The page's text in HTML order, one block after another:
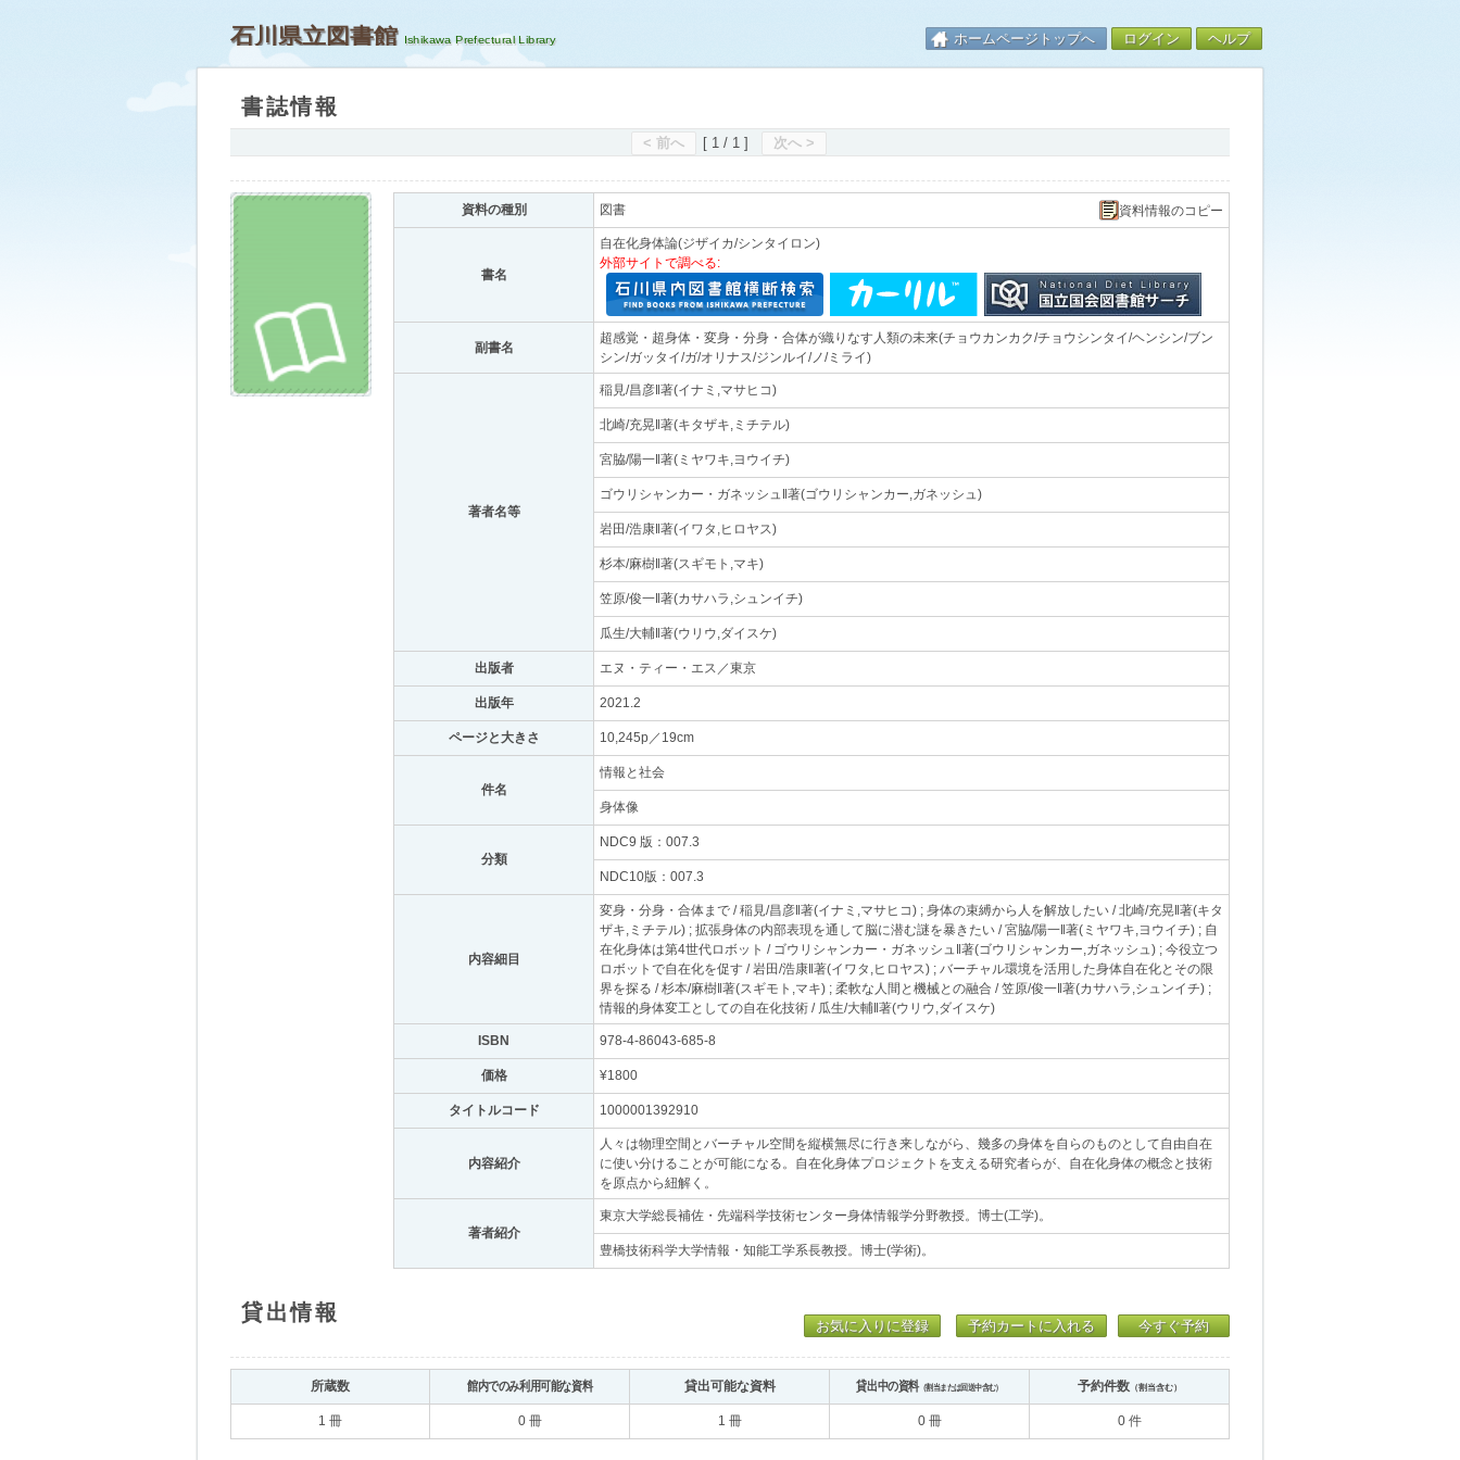
石川県立図書館 ホームページトップへ ログイン ヘルプ
書誌情報
< 前へ [ 1 / 1 ] 次へ >
資料の種別 図書 資料情報のコピー
書名
自在化身体論(ジザイカ/シンタイロン)
外部サイトで調べる:
副書名
超感覚・超身体・変身・分身・合体が織りなす人類の未来(チョウカンカク/チョウシンタイ/ヘンシン/ブン
シン/ガッタイ/ガ/オリナス/ジンルイ/ノ/ミライ)
著者名等
稲見/昌彦‖著(イナミ,マサヒコ)
北崎/充晃‖著(キタザキ,ミチテル)
宮脇/陽一‖著(ミヤワキ,ヨウイチ)
ゴウリシャンカー・ガネッシュ‖著(ゴウリシャンカー,ガネッシュ)
岩田/浩康‖著(イワタ,ヒロヤス)
杉本/麻樹‖著(スギモト,マキ)
笠原/俊一‖著(カサハラ,シュンイチ)
瓜生/大輔‖著(ウリウ,ダイスケ)
出版者 エヌ・ティー・エス／東京
出版年 2021.2
ページと大きさ 10,245p／19cm
件名
情報と社会
身体像
分類
NDC9 版：007.3
NDC10版：007.3
内容細目
変身・分身・合体まで / 稲見/昌彦‖著(イナミ,マサヒコ) ; 身体の束縛から人を解放したい / 北崎/充晃‖著(キタ
ザキ,ミチテル) ; 拡張身体の内部表現を通して脳に潜む謎を暴きたい / 宮脇/陽一‖著(ミヤワキ,ヨウイチ) ; 自
在化身体は第4世代ロボット / ゴウリシャンカー・ガネッシュ‖著(ゴウリシャンカー,ガネッシュ) ; 今役立つ
ロボットで自在化を促す / 岩田/浩康‖著(イワタ,ヒロヤス) ; バーチャル環境を活用した身体自在化とその限
界を探る / 杉本/麻樹‖著(スギモト,マキ) ; 柔軟な人間と機械との融合 / 笠原/俊一‖著(カサハラ,シュンイチ) ;
情報的身体変工としての自在化技術 / 瓜生/大輔‖著(ウリウ,ダイスケ)
ISBN 978-4-86043-685-8
価格 ¥1800
タイトルコード 1000001392910
内容紹介
人々は物理空間とバーチャル空間を縦横無尽に行き来しながら、幾多の身体を自らのものとして自由自在
に使い分けることが可能になる。自在化身体プロジェクトを支える研究者らが、自在化身体の概念と技術
を原点から紐解く。
著者紹介
東京大学総長補佐・先端科学技術センター身体情報学分野教授。博士(工学)。
豊橋技術科学大学情報・知能工学系長教授。博士(学術)。
貸出情報
お気に入りに登録 予約カートに入れる 今すぐ予約
所蔵数 館内でのみ利用可能な資料 貸出可能な資料 貸出中の資料（割当または回送中含む） 予約件数（割当含む）
1 冊 0 冊 1 冊 0 冊 0 件